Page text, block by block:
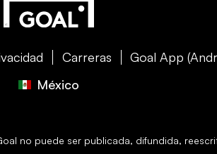
Carreras Goal App
México
no puede ser publicada, difundida,